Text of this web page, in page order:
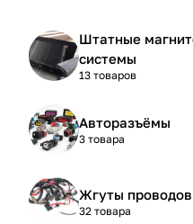
Штатные
системы
13 товаров
Авторазъёмы
3 товара
Жгуты
32 товара